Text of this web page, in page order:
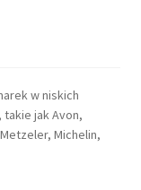
w niskich
takie jak Avon,
Michelin,